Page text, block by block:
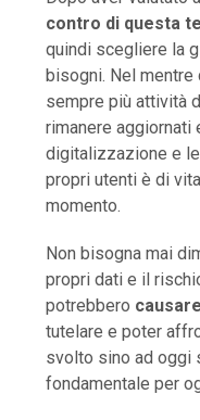
contro di questa
quindi scegliere la
bisogni. Nel
sempre più attività
rimanere aggiornati
digitalizzazione e
propri utenti è di
momento.
Non bisogna mai
propri dati e il
potrebbero
tutelare e poter
svolto sino ad oggi
fondamentale per